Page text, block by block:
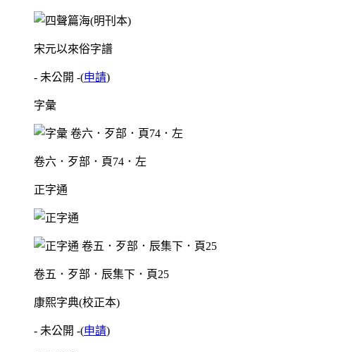
宋元以來俗字譜
- 未公開 -(申請)
字彙
卷六．歹部．頁74．左
正字通
卷五．歹部．辰集下．頁25
康熙字典(校正本)
- 未公開 -(申請)